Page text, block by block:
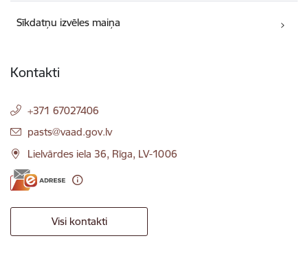
Sīkdatņu izvēles maiņa
Kontakti
+371 67027406
E-pasts:
pasts@vaad.gov.lv
Lielvārdes iela 36, Rīga, LV-1006
Visi kontakti